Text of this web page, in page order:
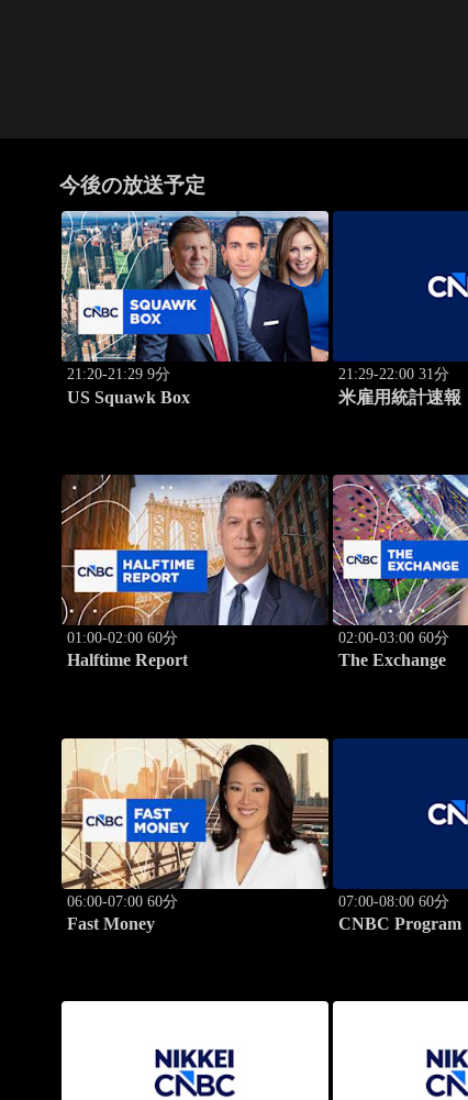
今後の放送予定
21:20-21:29 9分
US Squawk Box
21:29-22:00 31分
米雇用統計速報
01:00-02:00 60分
Halftime Report
02:00-03:00 60分
The Exchange
06:00-07:00 60分
Fast Money
07:00-08:00 60分
CNBC Program